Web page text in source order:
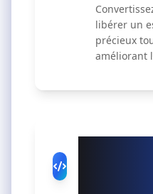
libérer un
précieux
améliorant